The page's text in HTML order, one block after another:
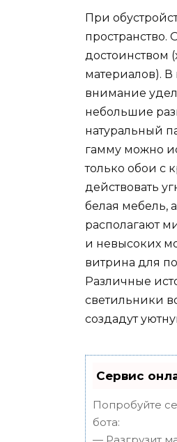
При
пространство.
достоинством
материалов).
внимание
небольшие
натуральный
гамму можно
только обои с
действовать
белая мебель,
располагают
и невысоких
витрина для
Различные
светильники
создадут
Сервис
Попробуйте
бота:
— Разгрузит